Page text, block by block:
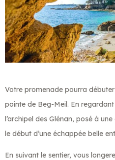
Votre promenade pourra
pointe de Beg-Meil. En
l’archipel des Glénan, posé à
le début d’une échappée belle
En suivant le sentier, vous